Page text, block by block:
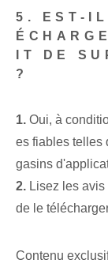
5. EST-IL
IT DE
?
1. Oui, à
es fiables telles
gasins
2. ⁣Lisez les
de le
Contenu